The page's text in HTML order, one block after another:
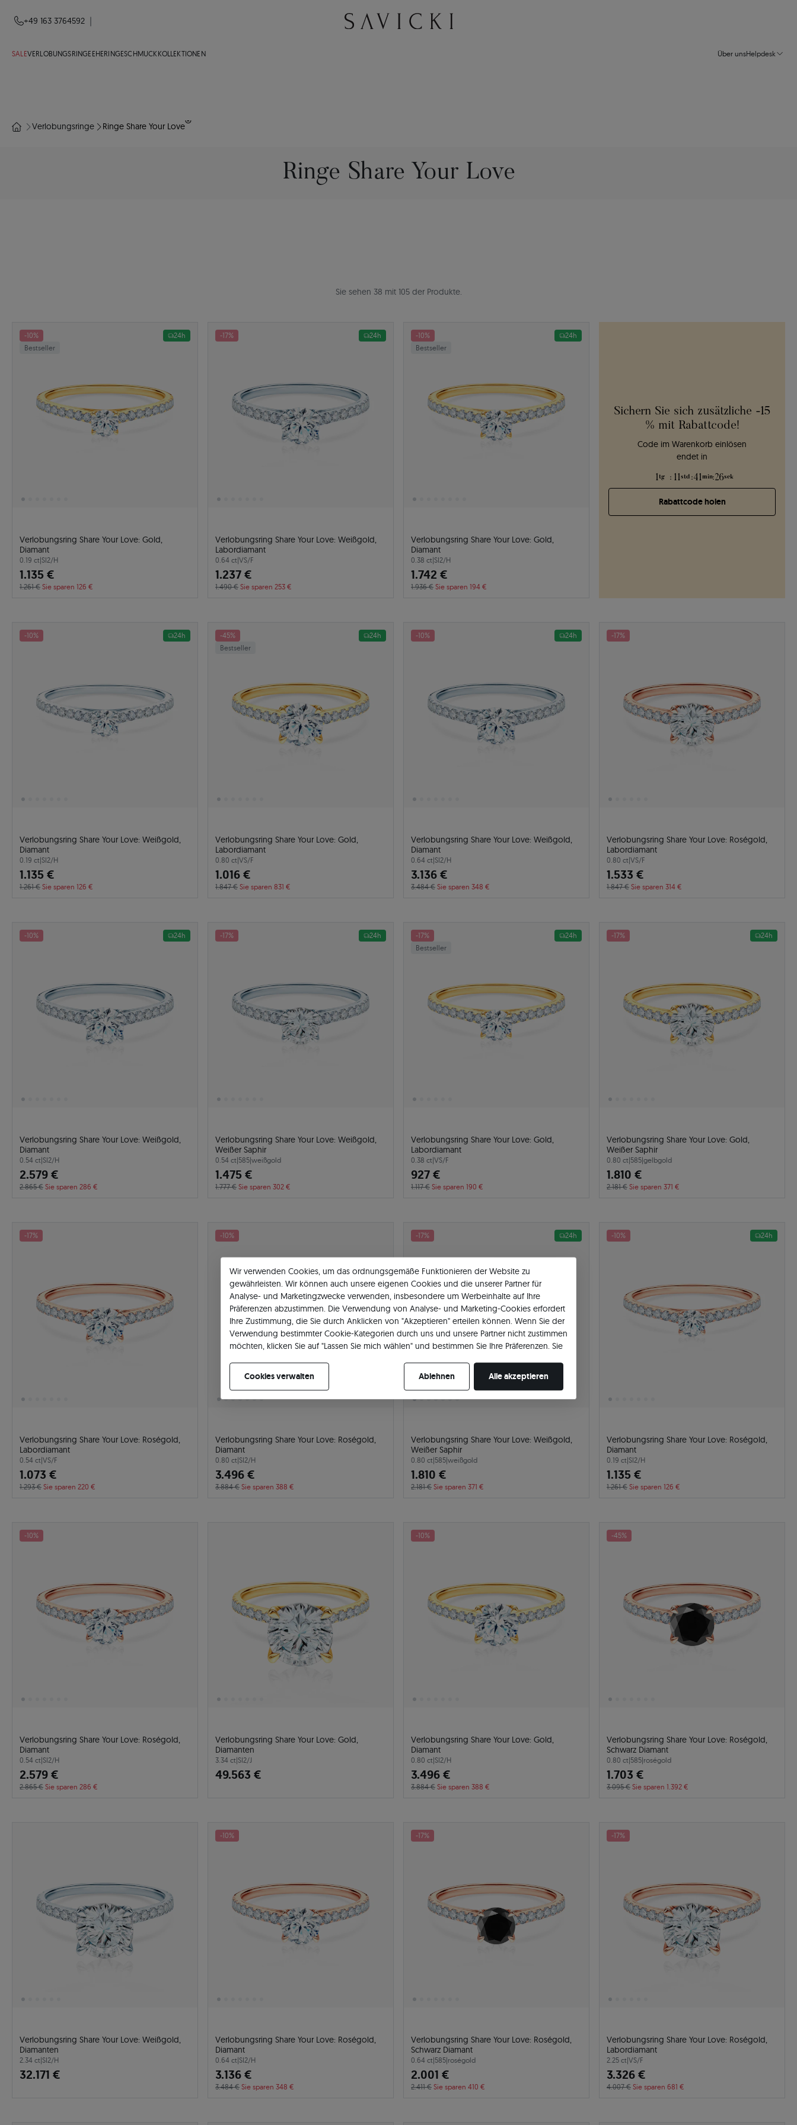
+49 163 3764592
SALEVERLOBUNGSRINGE EHERINGESCHMUCKKOLLEKTIONEN Über unsHelpdesk
Verlobungsringe Ringe Share Your Love®
Ringe Share Your Love
Sie sehen 38 mit 105 der Produkte.
Sichern Sie sich zusätzliche -15
% mit Rabattcode!
Code im Warenkorb einlösen
endet in
1 tg : 11std :41min:25sek
Rabattcode holen
-10%
Bestseller
24h
Verlobungsring Share Your Love: Gold,
Diamant
0.19 ct|SI2/H
1.135 €
1.261 € Sie sparen 126 €
-17% 24h
Verlobungsring Share Your Love: Weißgold,
Labordiamant
0.64 ct|VS/F
1.237 €
1.490 € Sie sparen 253 €
-10%
Bestseller
24h
Verlobungsring Share Your Love: Gold,
Diamant
0.38 ct|SI2/H
1.742 €
1.936 € Sie sparen 194 €
-10% 24h
Verlobungsring Share Your Love: Weißgold,
Diamant
0.19 ct|SI2/H
1.135 €
1.261 € Sie sparen 126 €
-45%
Bestseller
24h
Verlobungsring Share Your Love: Gold,
Labordiamant
0.80 ct|VS/F
1.016 €
1.847 € Sie sparen 831 €
-10% 24h
Verlobungsring Share Your Love: Weißgold,
Diamant
0.64 ct|SI2/H
3.136 €
3.484 € Sie sparen 348 €
-17%
Verlobungsring Share Your Love: Roségold,
Labordiamant
0.80 ct|VS/F
1.533 €
1.847 € Sie sparen 314 €
-10% 24h
Verlobungsring Share Your Love: Weißgold,
Diamant
0.54 ct|SI2/H
2.579 €
2.865 € Sie sparen 286 €
-17% 24h
Verlobungsring Share Your Love: Weißgold,
Weißer Saphir
0.54 ct|585|weißgold
1.475 €
1.777 € Sie sparen 302 €
-17%
Bestseller
24h
Verlobungsring Share Your Love: Gold,
Labordiamant
0.38 ct|VS/F
927 €
1.117 € Sie sparen 190 €
-17% 24h
Verlobungsring Share Your Love: Gold,
Weißer Saphir
0.80 ct|585|gelbgold
1.810 €
2.181 € Sie sparen 371 €
-17%
Verlobungsring Share Your Love: Roségold,
Labordiamant
0.54 ct|VS/F
1.073 €
1.293 € Sie sparen 220 €
-10%
Verlobungsring Share Your Love: Roségold,
Diamant
0.80 ct|SI2/H
3.496 €
3.884 € Sie sparen 388 €
-17% 24h
Verlobungsring Share Your Love: Weißgold,
Weißer Saphir
0.80 ct|585|weißgold
1.810 €
2.181 € Sie sparen 371 €
-10% 24h
Verlobungsring Share Your Love: Roségold,
Diamant
0.19 ct|SI2/H
1.135 €
1.261 € Sie sparen 126 €
-10%
Verlobungsring Share Your Love: Roségold,
Diamant
0.54 ct|SI2/H
2.579 €
2.865 € Sie sparen 286 €
Verlobungsring Share Your Love: Gold,
Diamanten
3.34 ct|SI2/J
49.563 €
-10%
Verlobungsring Share Your Love: Gold,
Diamant
0.80 ct|SI2/H
3.496 €
3.884 € Sie sparen 388 €
-45%
Verlobungsring Share Your Love: Roségold,
Schwarz Diamant
0.80 ct|585|roségold
1.703 €
3.095 € Sie sparen 1.392 €
Verlobungsring Share Your Love: Weißgold,
Diamanten
2.34 ct|SI2/H
32.171 €
-10%
Verlobungsring Share Your Love: Roségold,
Diamant
0.64 ct|SI2/H
3.136 €
3.484 € Sie sparen 348 €
-17%
Verlobungsring Share Your Love: Roségold,
Schwarz Diamant
0.64 ct|585|roségold
2.001 €
2.411 € Sie sparen 410 €
-17%
Verlobungsring Share Your Love: Roségold,
Labordiamant
2.25 ct|VS/F
3.326 €
4.007 € Sie sparen 681 €
Wir verwenden Cookies, um das ordnungsgemäße Funktionieren der Website zu
gewährleisten. Wir können auch unsere eigenen Cookies und die unserer Partner für
Analyse- und Marketingzwecke verwenden, insbesondere um Werbeinhalte auf Ihre
Präferenzen abzustimmen. Die Verwendung von Analyse- und Marketing-Cookies erfordert
Ihre Zustimmung, die Sie durch Anklicken von "Akzeptieren" erteilen können. Wenn Sie der
Verwendung bestimmter Cookie-Kategorien durch uns und unsere Partner nicht zustimmen
möchten, klicken Sie auf "Lassen Sie mich wählen" und bestimmen Sie Ihre Präferenzen. Sie
Cookies verwalten
Ablehnen Alle akzeptieren